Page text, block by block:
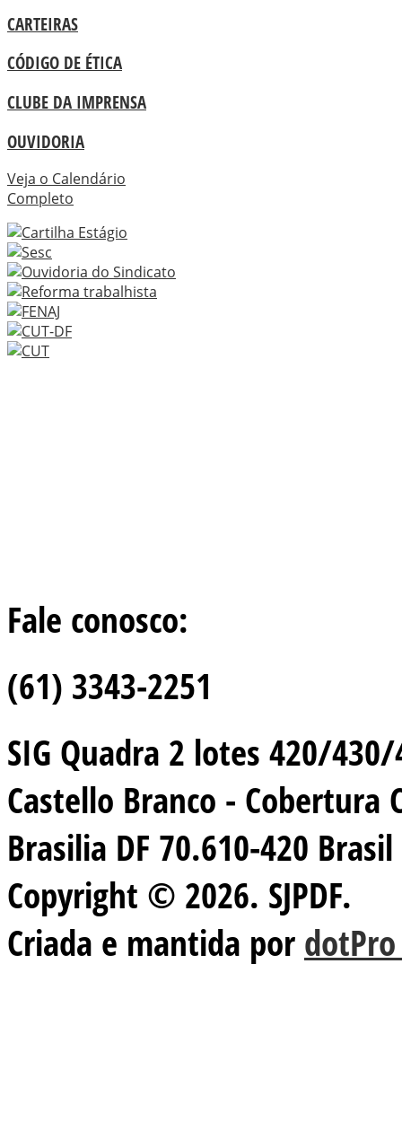
CARTEIRAS
CÓDIGO DE ÉTICA
CLUBE DA IMPRENSA
OUVIDORIA
Veja o Calendário
Completo
Fale conosco:
(61) 3343-2251
SIG Quadra 2 lotes 420/
Castello Branco - Cobertura
Brasilia DF 70.610-420 Brasil
Copyright © 2026. SJPDF.
Criada e mantida por